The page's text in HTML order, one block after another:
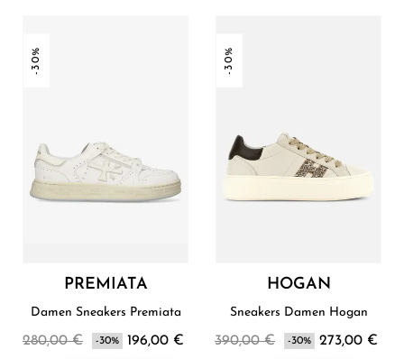
-30%
PREMIATA
Damen Sneakers Premiata
280,00 € -30% 196,00 €
-30%
HOGAN
Sneakers Damen Hogan
390,00 € -30% 273,00 €